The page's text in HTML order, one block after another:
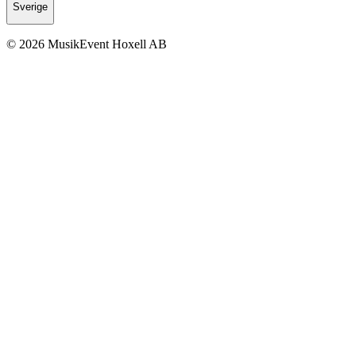
Sverige
© 2026 MusikEvent Hoxell AB